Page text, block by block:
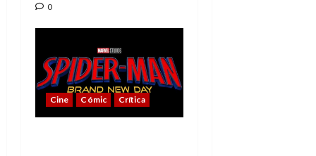
0
Cine Cómic Crítica